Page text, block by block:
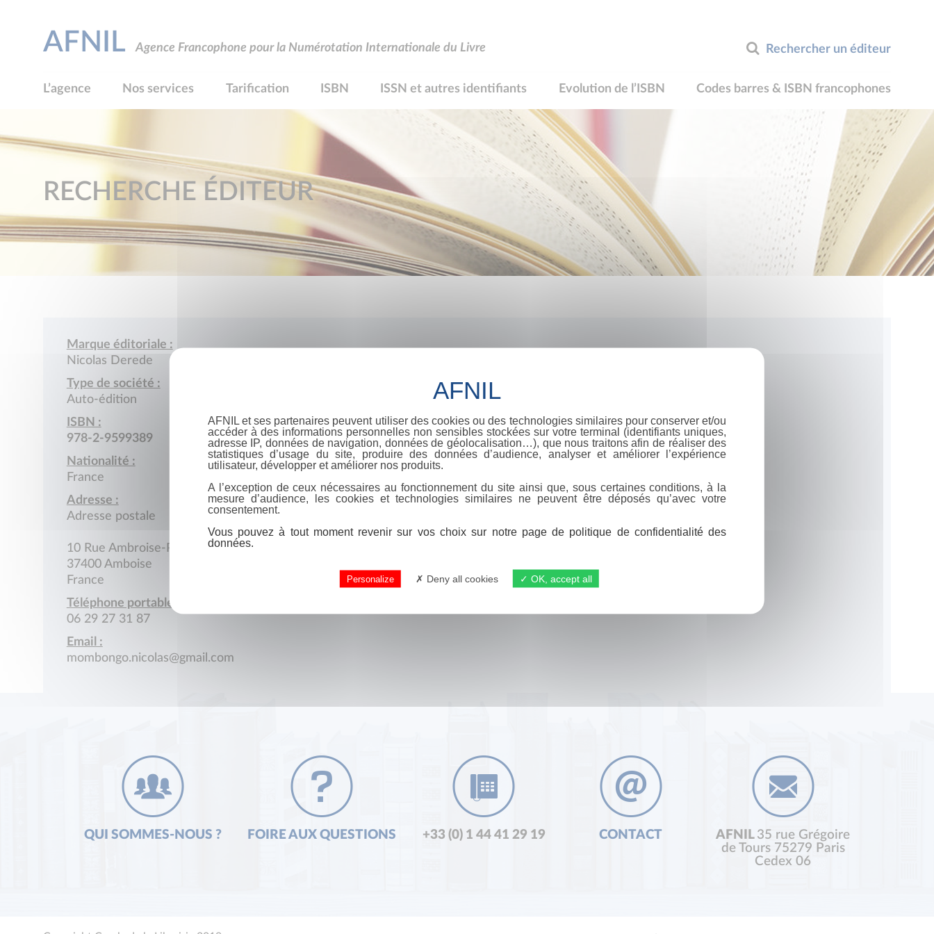
Rechercher un éditeur
AFNIL Agence Francophone pour la Numérotation Internationale du Livre
L’agence Nos services Tarification ISBN ISSN et autres identifiants Evolution de l’ISBN Codes barres & ISBN francophones
RECHERCHE ÉDITEUR
Marque éditoriale :
Nicolas Derede
Type de société :
Auto-édition
ISBN :
978-2-9599389
Nationalité :
France
Adresse :
Adresse postale
10 Rue Ambroise-Paré
37400 Amboise
France
Téléphone portable :
06 29 27 31 87
Email :
mombongo.nicolas@gmail.com
QUI SOMMES-NOUS ? FOIRE AUX QUESTIONS +33 (0) 1 44 41 29 19 CONTACT AFNIL 35 rue Grégoire
de Tours 75279 Paris
Cedex 06
AFNIL et ses partenaires peuvent utiliser des cookies ou des technologies similaires pour conserver et/ou
accéder à des informations personnelles non sensibles stockées sur votre terminal (identifiants uniques,
adresse IP, données de navigation, données de géolocalisation…), que nous traitons afin de réaliser des
statistiques d’usage du site, produire des données d’audience, analyser et améliorer l’expérience
utilisateur, développer et améliorer nos produits.
A l’exception de ceux nécessaires au fonctionnement du site ainsi que, sous certaines conditions, à la
mesure d’audience, les cookies et technologies similaires ne peuvent être déposés qu’avec votre
consentement.
Vous pouvez à tout moment revenir sur vos choix sur notre page de politique de confidentialité des
données.
Personalize Deny all cookies OK, accept all